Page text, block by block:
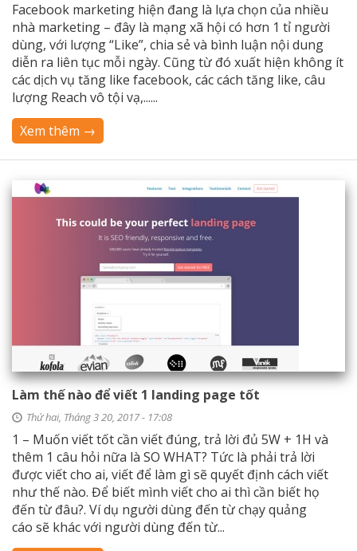
Facebook marketing hiện đang là lựa chọn của nhiều
nhà marketing – đây là mạng xã hội có hơn 1 tỉ người
dùng, với lượng “Like”, chia sẻ và bình luận nội dung
diễn ra liên tục mỗi ngày. Cũng từ đó xuất hiện không ít
các dịch vụ tăng like facebook, các cách tăng like, câu
lượng Reach vô tội vạ,......
Xem thêm →
Làm thế nào để viết 1 landing page tốt
Thứ hai, Tháng 3 20, 2017 - 17:08
1 – Muốn viết tốt cần viết đúng, trả lời đủ 5W + 1H và
thêm 1 câu hỏi nữa là SO WHAT? Tức là phải trả lời
được viết cho ai, viết để làm gì sẽ quyết định cách viết
như thế nào. Để biết mình viết cho ai thì cần biết họ
đến từ đâu?. Ví dụ người dùng đến từ chạy quảng
cáo sẽ khác với người dùng đến từ...